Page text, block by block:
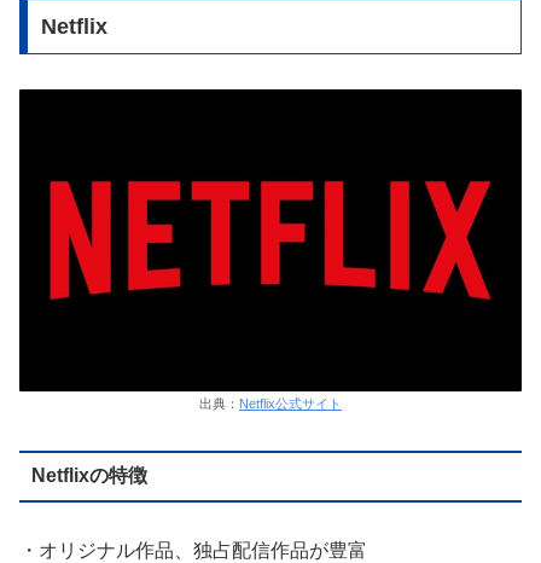
Netflix
出典： Netflix公式サイト
Netflixの特徴
・オリジナル作品、独占配信作品が豊富